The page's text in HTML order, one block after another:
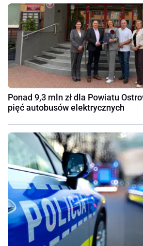
Ponad 9,3 mln zł dla Powiatu
pięć autobusów elektrycznych